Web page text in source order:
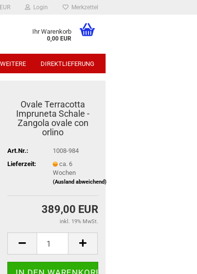
EUR Login Merkzettel
Ihr Warenkorb
0,00 EUR
DIREKTLIEFERUNG
WEITERE
Ovale Terracotta
Impruneta Schale -
Zangola ovale con
orlino
Art.Nr.:
1008-984
Lieferzeit:
ca. 6
Wochen
(Ausland abweichend)
389,00 EUR
inkl. 19% MwSt.